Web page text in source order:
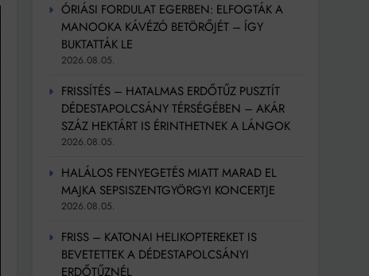
ÓRIÁSI FORDULAT EGERBEN: ELFOGTÁK A
MANOOKA KÁVÉZÓ BETÖRŐJÉT – ÍGY
BUKTATTÁK LE
2026.08.05.
FRISSÍTÉS – HATALMAS ERDŐTŰZ PUSZTÍT
DÉDESTAPOLCSÁNY TÉRSÉGÉBEN – AKÁR
SZÁZ HEKTÁRT IS ÉRINTHETNEK A LÁNGOK
2026.08.05.
HALÁLOS FENYEGETÉS MIATT MARAD EL
MAJKA SEPSISZENTGYÖRGYI KONCERTJE
2026.08.05.
FRISS – KATONAI HELIKOPTEREKET IS
BEVETETTEK A DÉDESTAPOLCSÁNYI
ERDŐTŰZNÉL